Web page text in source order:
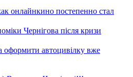
онлайнкино постепенно стал
Чернігова після кризи
автоцивілку вже